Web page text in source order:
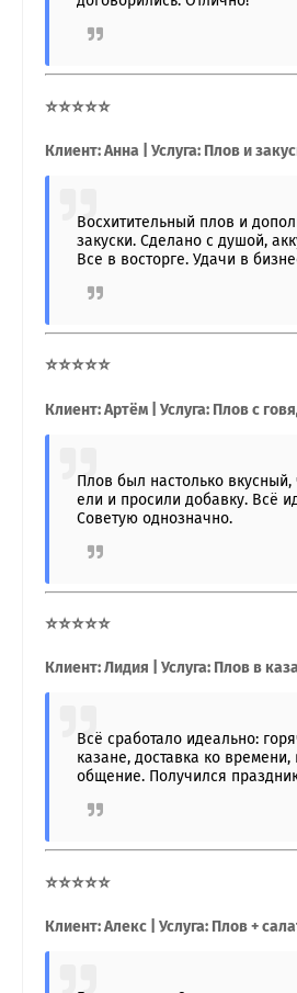
⭐⭐⭐⭐⭐
Клиент: Анна | Услуга: Плов и
Восхитительный плов и
закуски. Сделано с душой,
Все в восторге. Удачи в
⭐⭐⭐⭐⭐
Клиент: Артём | Услуга: Плов с
Плов был настолько вкусный,
ели и просили добавку. Всё
Советую однозначно.
⭐⭐⭐⭐⭐
Клиент: Лидия | Услуга: Плов в
Всё сработало идеально:
казане, доставка ко
общение. Получился
⭐⭐⭐⭐⭐
Клиент: Алекс | Услуга: Плов +